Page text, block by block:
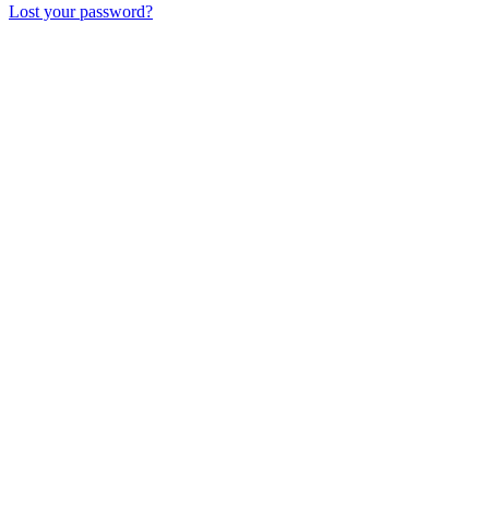
Lost your password?